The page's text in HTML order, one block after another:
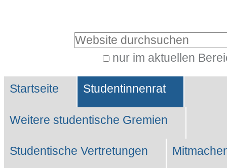
Website durchsuchen
nur im aktuellen
Suche…
Sektionen
Startseite Studentinnenrat
Weitere studentische Gremien
Studentische Vertretungen